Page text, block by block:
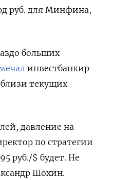
руб. для Минфина,
больших
инвестбанкир
текущих
давление на
по стратегии
руб./$ будет. Не
Шохин.